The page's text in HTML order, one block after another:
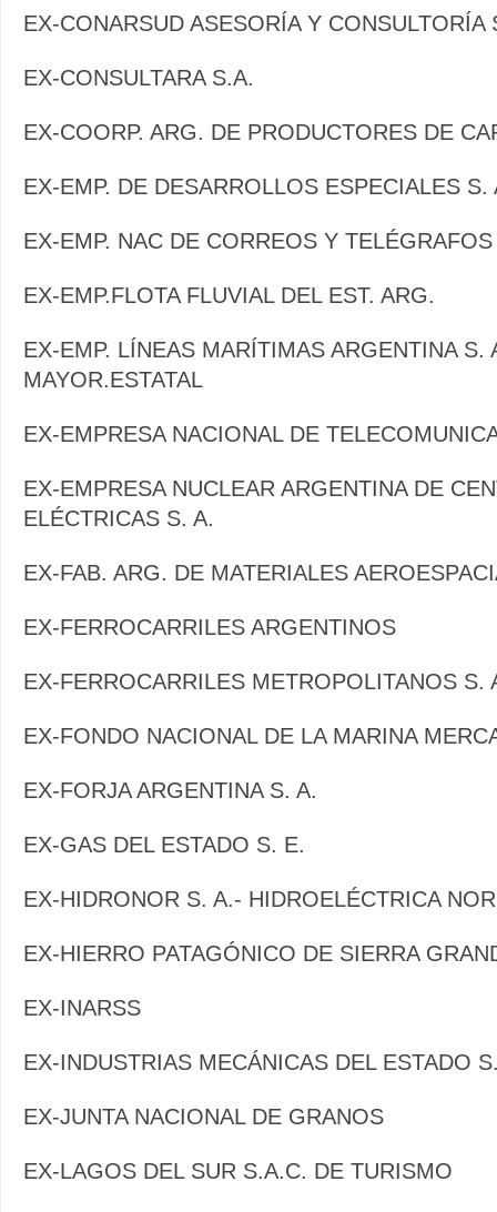
EX-CONARSUD ASESORÍA Y CONSULTORÍA
EX-CONSULTARA S.A.
EX-COORP. ARG. DE PRODUCTORES DE
EX-EMP. DE DESARROLLOS ESPECIALES S.
EX-EMP. NAC DE CORREOS Y TELÉGRAFOS
EX-EMP.FLOTA FLUVIAL DEL EST. ARG.
EX-EMP. LÍNEAS MARÍTIMAS ARGENTINA S.
MAYOR.ESTATAL
EX-EMPRESA NACIONAL DE
EX-EMPRESA NUCLEAR ARGENTINA DE
ELÉCTRICAS S. A.
EX-FAB. ARG. DE MATERIALES
EX-FERROCARRILES ARGENTINOS
EX-FERROCARRILES METROPOLITANOS S.
EX-FONDO NACIONAL DE LA MARINA
EX-FORJA ARGENTINA S. A.
EX-GAS DEL ESTADO S. E.
EX-HIDRONOR S. A.- HIDROELÉCTRICA
EX-HIERRO PATAGÓNICO DE SIERRA
EX-INARSS
EX-INDUSTRIAS MECÁNICAS DEL ESTADO
EX-JUNTA NACIONAL DE GRANOS
EX-LAGOS DEL SUR S.A.C. DE TURISMO